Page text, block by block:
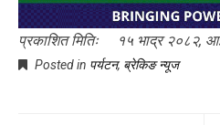
प्रकाशित मितिः १५ भाद्र २०८२,
Posted in पर्यटन, ब्रेकिङ न्यूज